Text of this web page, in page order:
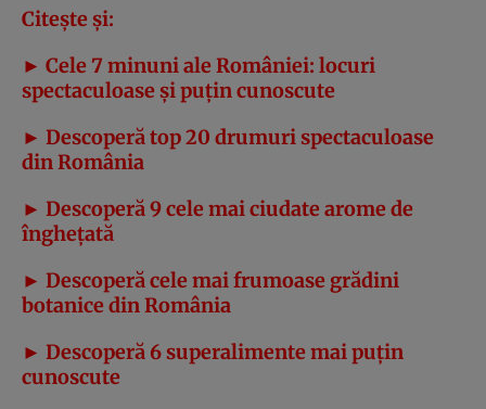
Citeşte şi:
► Cele 7 minuni ale României: locuri
spectaculoase şi puţin cunoscute
► Descoperă top 20 drumuri spectaculoase
din România
► Descoperă 9 cele mai ciudate arome de
îngheţată
► Descoperă cele mai frumoase grădini
botanice din România
► Descoperă 6 superalimente mai puţin
cunoscute